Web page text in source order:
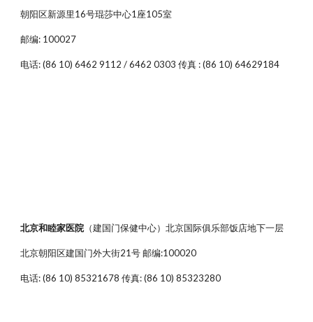
朝阳区新源里16号琨莎中心1座105室
邮编: 100027
电话: (86 10) 6462 9112 / 6462 0303 传真 : (86 10) 64629184
北京和睦家医院 （建国门保健中心）北京国际俱乐部饭店地下一层
北京朝阳区建国门外大街21号 邮编:100020
电话: (86 10) 85321678 传真: (86 10) 85323280